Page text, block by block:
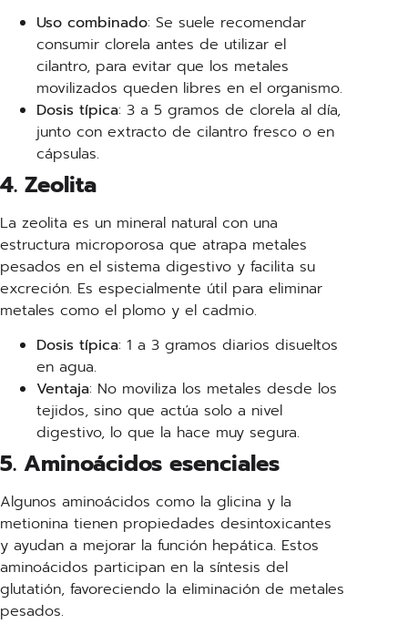
Uso combinado: Se suele recomendar
consumir clorela antes de utilizar el
cilantro, para evitar que los metales
movilizados queden libres en el organismo.
Dosis típica: 3 a 5 gramos de clorela al día,
junto con extracto de cilantro fresco o en
cápsulas.
4. Zeolita
La zeolita es un mineral natural con una
estructura microporosa que atrapa metales
pesados en el sistema digestivo y facilita su
excreción. Es especialmente útil para eliminar
metales como el plomo y el cadmio.
Dosis típica: 1 a 3 gramos diarios disueltos
en agua.
Ventaja: No moviliza los metales desde los
tejidos, sino que actúa solo a nivel
digestivo, lo que la hace muy segura.
5. Aminoácidos esenciales
Algunos aminoácidos como la glicina y la
metionina tienen propiedades desintoxicantes
y ayudan a mejorar la función hepática. Estos
aminoácidos participan en la síntesis del
glutatión, favoreciendo la eliminación de metales
pesados.